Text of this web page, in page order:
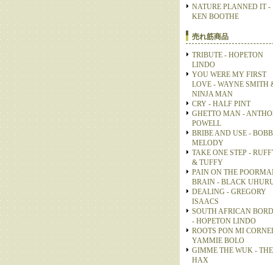
NATURE PLANNED IT -
KEN BOOTHE
売れ筋商品
TRIBUTE - HOPETON
LINDO
YOU WERE MY FIRST
LOVE - WAYNE SMITH
NINJA MAN
CRY - HALF PINT
GHETTO MAN -
POWELL
BRIBE AND USE -
MELODY
TAKE ONE STEP -
& TUFFY
PAIN ON THE
BRAIN - BLACK
DEALING - GREGORY
ISAACS
SOUTH AFRICAN
- HOPETON LINDO
ROOTS PON MI
YAMMIE BOLO
GIMME THE WUK - THE
HAX